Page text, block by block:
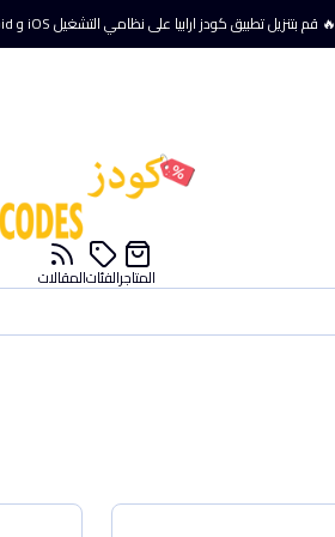
🔥 قم بتنزيل تطبيق كودز ارابيا على نظامي التشغيل iOS و Android 🔥
المتاجرالفئاتالمقالات